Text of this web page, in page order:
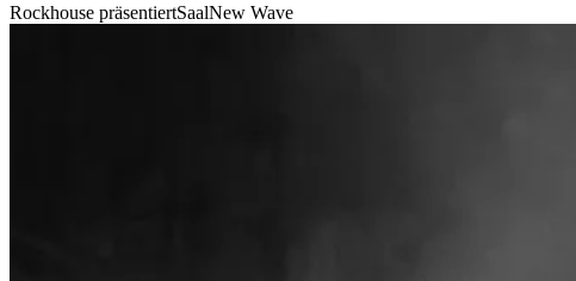
Rockhouse präsentiertSaalNew Wave